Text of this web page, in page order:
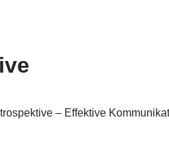
– Effektive